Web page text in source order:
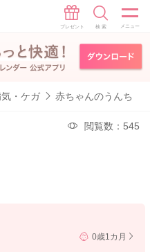
・ケガ 赤ちゃんのうんち
閲覧数：545
0歳1カ月